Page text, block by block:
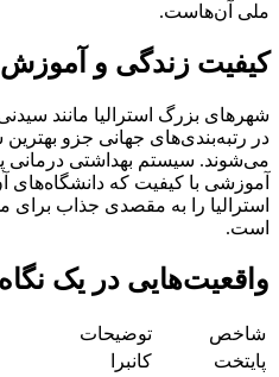
ملی آن‌هاست.
کیفیت زندگی و آموزش
شهرهای بزرگ استرالیا مانند
در رتبه‌بندی‌های جهانی جزو
آموزشی با کیفیت که دانشگاه‌های
استرالیا را به مقصدی جذاب برای
است.
واقعیت‌هایی در یک نگاه
شاخص
توضیحات
پایتخت
کانبرا